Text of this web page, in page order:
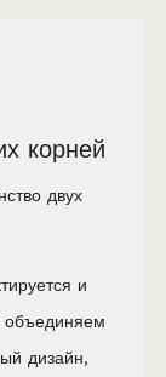
корней
двух
и
объединяем
дизайн,